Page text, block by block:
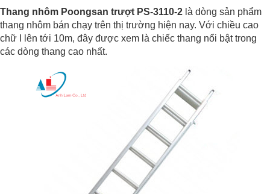
Thang nhôm Poongsan trượt PS-3110-2 là dòng sản phẩm
thang nhôm bán chạy trên thị trường hiện nay. Với chiều cao
chữ I lên tới 10m, đây được xem là chiếc thang nổi bật trong
các dòng thang cao nhất.